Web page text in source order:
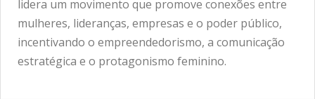
lidera um movimento que promove conexões entre
mulheres, lideranças, empresas e o poder público,
incentivando o empreendedorismo, a comunicação
estratégica e o protagonismo feminino.